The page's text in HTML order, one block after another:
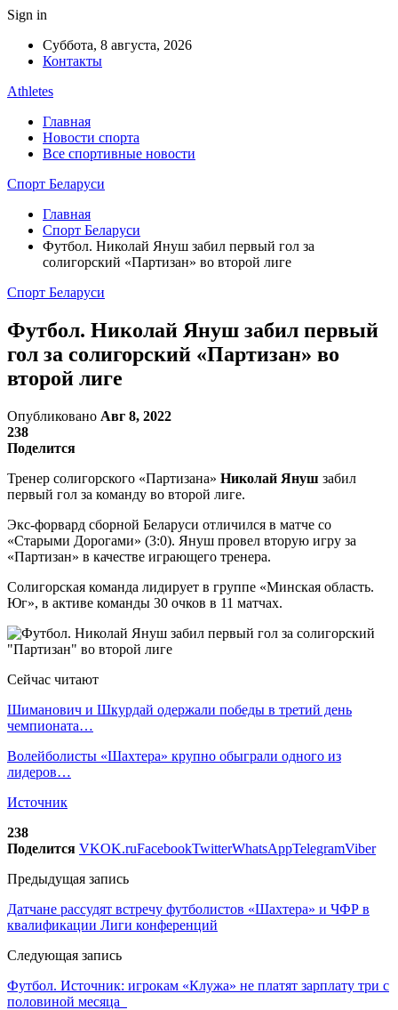
Sign in
Суббота, 8 августа, 2026
Контакты
Athletes
Главная
Новости спорта
Все спортивные новости
Спорт Беларуси
Главная
Спорт Беларуси
Футбол. Николай Януш забил первый гол за
солигорский «Партизан» во второй лиге
Спорт Беларуси
Футбол. Николай Януш забил первый
гол за солигорский «Партизан» во
второй лиге
Опубликовано Авг 8, 2022
238
Поделится
Тренер солигорского «Партизана» Николай Януш забил
первый гол за команду во второй лиге.
Экс-форвард сборной Беларуси отличился в матче со
«Старыми Дорогами» (3:0). Януш провел вторую игру за
«Партизан» в качестве играющего тренера.
Солигорская команда лидирует в группе «Минская область.
Юг», в активе команды 30 очков в 11 матчах.
Сейчас читают
Шиманович и Шкурдай одержали победы в третий день
чемпионата…
Волейболисты «Шахтера» крупно обыграли одного из
лидеров…
Источник
238
Поделится VKOK.ruFacebookTwitterWhatsAppTelegramViber
Предыдущая запись
Датчане рассудят встречу футболистов «Шахтера» и ЧФР в
квалификации Лиги конференций
Следующая запись
Футбол. Источник: игрокам «Клужа» не платят зарплату три с
половиной месяца